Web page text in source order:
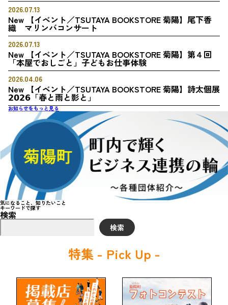
2026.07.13
New 【イベント／TSUTAYA BOOKSTORE 菊陽】尾下香
織 マリンバコンサート
2026.07.13
New 【イベント／TSUTAYA BOOKSTORE 菊陽】第４回
「本屋でおしごと」子どもお仕事体験
2026.04.06
New 【イベント／TSUTAYA BOOKSTORE 菊陽】詩太個展
𝟮𝟬𝟮𝟲「春と雨と影と」
お知らせをもっと見る
気になること、知りたいこと
キーワードで探す
検索
検索
特集 - Pick Up -